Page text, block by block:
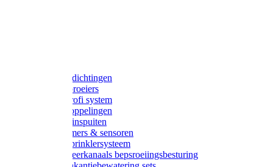
Gardena afdichtingen
Gardena sproeiers
Gardena Profi system
Gardena koppelingen
Gardena tuinspuiten
Gardena timers & sensoren
Gardena Sprinklersysteem
Gardena meerkanaals bepsroeiingsbesturing